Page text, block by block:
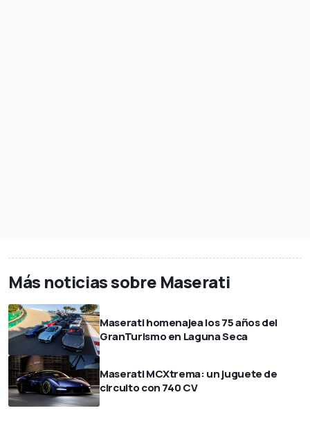
Más noticias sobre Maserati
Maserati homenajea los 75 años del
GranTurismo en Laguna Seca
Maserati MCXtrema: un juguete de
circuito con 740 CV